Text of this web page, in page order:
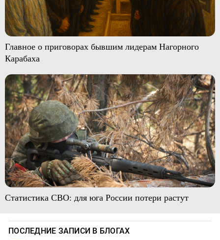
Главное о приговорах бывшим лидерам Нагорного
Карабаха
Статистика СВО: для юга России потери растут
ПОСЛЕДНИЕ ЗАПИСИ В БЛОГАХ